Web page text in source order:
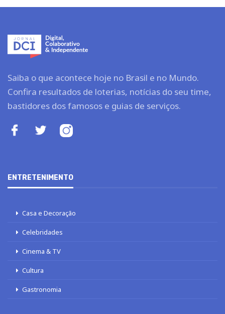
Saiba o que acontece hoje no Brasil e no Mundo.
Confira resultados de loterias, notícias do seu time,
bastidores dos famosos e guias de serviços.
ENTRETENIMENTO
Casa e Decoração
Celebridades
Cinema & TV
Cultura
Gastronomia